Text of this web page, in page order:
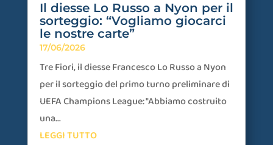
Il diesse Lo Russo a Nyon per il
sorteggio: “Vogliamo giocarci
le nostre carte”
17/06/2026
Tre Fiori, il diesse Francesco Lo Russo a Nyon
per il sorteggio del primo turno preliminare di
UEFA Champions League: "Abbiamo costruito
una...
LEGGI TUTTO